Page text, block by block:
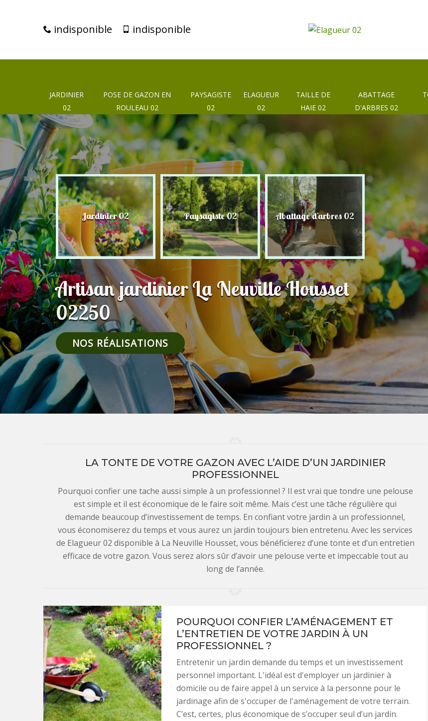
indisponible indisponible
JARDINIER
02
POSE DE GAZON EN
ROULEAU 02
PAYSAGISTE
02
ELAGUEUR
02
TAILLE DE
HAIE 02
ABATTAGE
D'ARBRES 02
02 Jardinier 02 Paysagiste 02 Abattage d'arbres 02 Taille de
Artisan jardinier La Neuville Housset
02250
NOS RÉALISATIONS
LA TONTE DE VOTRE GAZON AVEC L’AIDE D’UN JARDINIER
PROFESSIONNEL
Pourquoi confier une tache aussi simple à un professionnel ? Il est vrai que tondre une pelouse
est simple et il est économique de le faire soit même. Mais c’est une tâche régulière qui
demande beaucoup d’investissement de temps. En confiant votre jardin à un professionnel,
vous économiserez du temps et vous aurez un jardin toujours bien entretenu. Avec les services
de Elagueur 02 disponible à La Neuville Housset, vous bénéficierez d’une tonte et d’un entretien
efficace de votre gazon. Vous serez alors sûr d’avoir une pelouse verte et impeccable tout au
long de l’année.
POURQUOI CONFIER L’AMÉNAGEMENT ET
L’ENTRETIEN DE VOTRE JARDIN À UN
PROFESSIONNEL ?
Entretenir un jardin demande du temps et un investissement
personnel important. L'idéal est d'employer un jardinier à
domicile ou de faire appel à un service à la personne pour le
jardinage afin de s'occuper de l'aménagement de votre terrain.
C’est, certes, plus économique de s’occuper seul d’un jardin.